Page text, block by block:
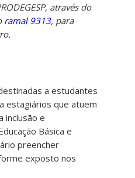
através do
ramal 9313, para
a estudantes
estagiários que atuem
inclusão e
Básica e
preencher
exposto nos